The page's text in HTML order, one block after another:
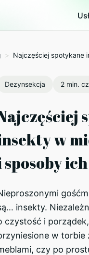
> Najczęściej spotykane
Dezynsekcja 2 min.
w
sposoby
insekty.
czystość i
w torbie
czy po